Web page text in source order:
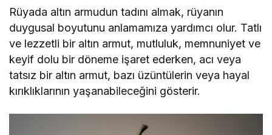
Rüyada altın armudun tadını almak, rüyanın
duygusal boyutunu anlamamıza yardımcı olur. Tatlı
ve lezzetli bir altın armut, mutluluk, memnuniyet ve
keyif dolu bir döneme işaret ederken, acı veya
tatsız bir altın armut, bazı üzüntülerin veya hayal
kırıklıklarının yaşanabileceğini gösterir.